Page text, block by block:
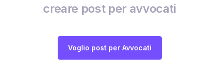
creare post per avvocati
Voglio post per Avvocati